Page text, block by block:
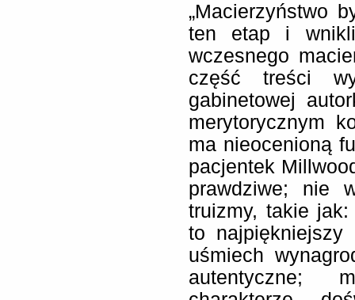
„Macierzyństwo
ten etap i
wczesnego
część treści
gabinetowej
merytorycznym
ma nieocenioną
pacjentek
prawdziwe; nie
truizmy, takie
to najpiękniejszy
uśmiech
autentyczne;